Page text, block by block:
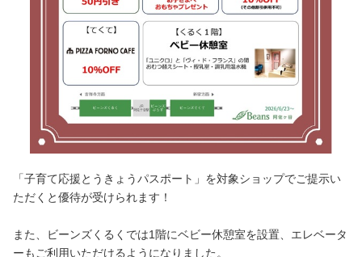
「子育て応援とうきょうパスポート」を対象ショップでご提示い
ただくと優待が受けられます！
また、ビーンズくるくでは1階にベビー休憩室を設置、エレベータ
ーもご利用いただけるようになりました。